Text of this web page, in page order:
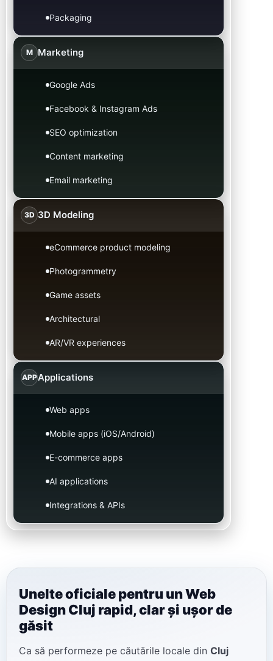
Packaging
M Marketing
Google Ads
Facebook & Instagram Ads
SEO optimization
Content marketing
Email marketing
3D 3D Modeling
eCommerce product modeling
Photogrammetry
Game assets
Architectural
AR/VR experiences
APPApplications
Web apps
Mobile apps (iOS/Android)
E-commerce apps
AI applications
Integrations & APIs
Unelte oficiale pentru un Web
Design Cluj rapid, clar și ușor de
găsit
Ca să performeze pe căutările locale din Cluj